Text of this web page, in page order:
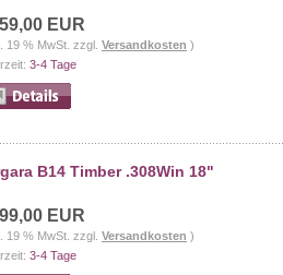
EUR
19 % MwSt. zzgl. Versandkosten )
3-4 Tage
B14 Timber .308Win 18"
EUR
19 % MwSt. zzgl. Versandkosten )
3-4 Tage